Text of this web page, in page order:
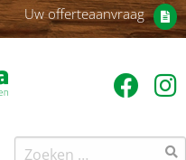
Uw offerteaanvraag
Zoeken